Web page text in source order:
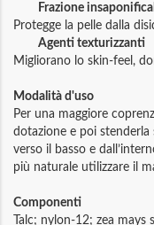
Frazione
Protegge la pelle dalla
Agenti texturizzanti
Migliorano lo skin-feel,
Modalità d'uso
Per una maggiore
dotazione e poi
verso il basso e
più naturale utilizzare il
Componenti
Talc; nylon-12; zea